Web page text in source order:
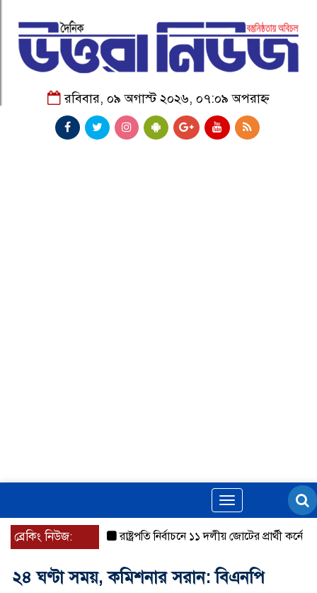
রবিবার, ০৯ অগাস্ট ২০২৬, ০৭:০৯ অপরাহ্ন
Toggle
navigation
ব্রেকিং নিউজ: রাষ্ট্রপতি নির্বাচনে ১১ দলীয় জোটের প্রার্থী কর্নেল
২৪ ঘণ্টা সময়, কমিশনার সরান: বিএনপি